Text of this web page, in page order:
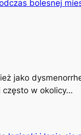
jako
często w okolicy…